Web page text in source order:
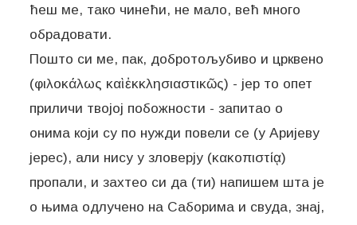
ћеш ме, тако чинећи, не мало, већ много
обрадовати.
Пошто си ме, пак, добротољубиво и црквено
(φιλοκάλως καὶ ἐκκλησιαστικῶς) - јер то опет
приличи твојој побожности - запитао о
онима који су по нужди повели се (у Аријеву
јерес), али нису у зловерју (κακοπιστίᾳ)
пропали, и захтео си да (ти) напишем шта је
о њима одлучено на Саборима и свуда, знај,